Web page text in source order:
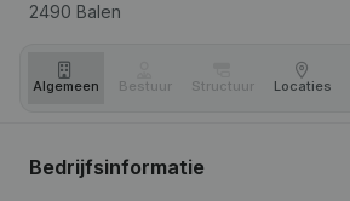
2490 Balen
Algemeen Bestuur Structuur Locaties
Bedrijfsinformatie